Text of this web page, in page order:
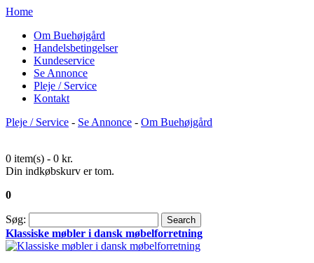
Home
Om Buehøjgård
Handelsbetingelser
Kundeservice
Se Annonce
Pleje / Service
Kontakt
Pleje / Service - Se Annonce - Om Buehøjgård
0 item(s) - 0 kr.
Din indkøbskurv er tom.
0
Søg: Search
Klassiske møbler i dansk møbelforretning